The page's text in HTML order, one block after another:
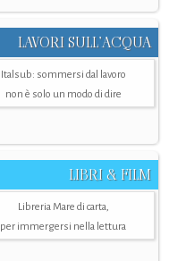
LAVORI SULL’ACQUA
Italsub: sommersi dal lavoro
non è solo un modo di dire
LIBRI & FILM
Libreria Mare di carta,
per immergersi nella lettura